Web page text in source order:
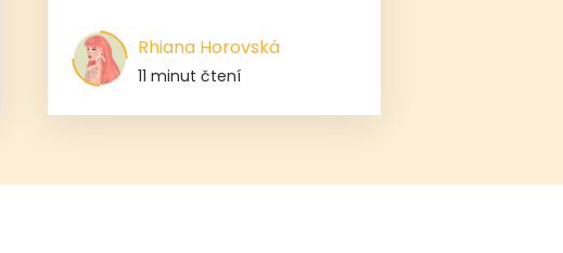
Rhiana Horovská
11 minut čtení